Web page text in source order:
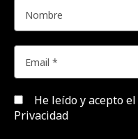
He leído y acepto el
Privacidad